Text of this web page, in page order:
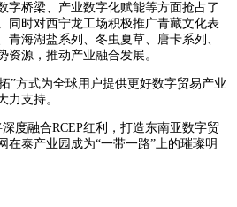
字桥梁、产业数字化赋能等方面抢占了
同时对西宁龙工场积极推广青藏文化表
海湖盐系列、冬虫夏草、唐卡系列、
源，推动产业融合发展。
”方式为全球用户提供更好数字贸易产业
支持。
度融合RCEP红利，打造东南亚数字贸
泰产业园成为“一带一路”上的璀璨明